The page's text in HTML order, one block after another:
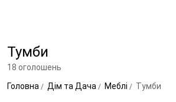
Тумби
18 оголошень
Головна
Дім та Дача Меблі Тумби